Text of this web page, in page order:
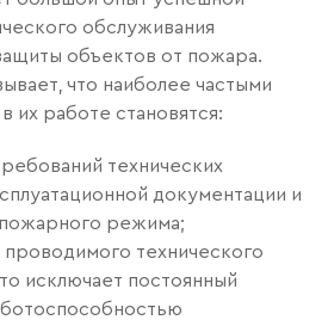
обслуживания
объектов от пожара.
что наиболее частыми
их работе становятся:
технических
документации и
режима;
технического
исключает постоянный